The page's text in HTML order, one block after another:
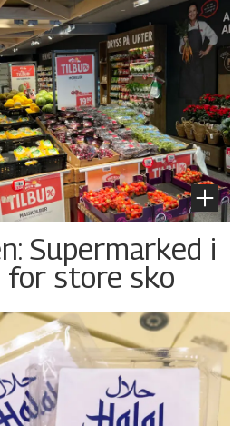
Supermarked i
store sko